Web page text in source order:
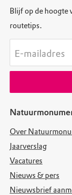
Over
Jaarverslag
Vacatures
Nieuws & pers
Nieuwsbrief
Blijf op de hoogte
routetips.
E-mailadres